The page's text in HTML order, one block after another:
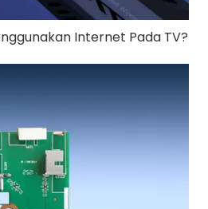
Internet Pada TV?